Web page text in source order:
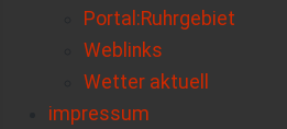
Portal:Ruhrgebiet
Weblinks
Wetter aktuell
impressum